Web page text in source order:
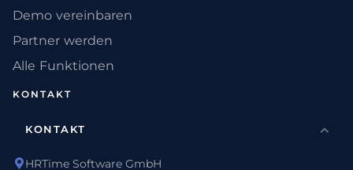
Demo vereinbaren
Partner werden
Alle Funktionen
KONTAKT
KONTAKT
HRTime Software GmbH